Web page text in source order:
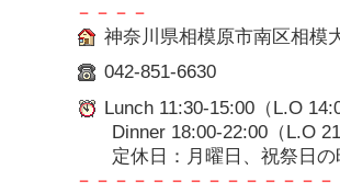
－－－－
神奈川県相模原市南区相模
042-851-6630
Lunch 11:30-15:00（L.O
Dinner 18:00-22:00（L.O
定休日：月曜日、祝祭日の
－－－－－－－－－－－－－